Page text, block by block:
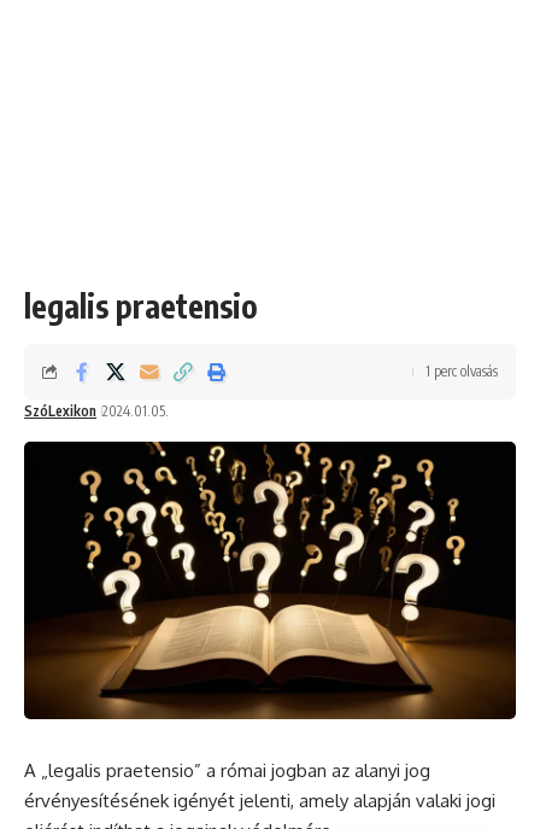
legalis praetensio
SzóLexikon 2024.01.05.
1 perc olvasás
A „legalis praetensio” a római jogban az alanyi jog
érvényesítésének igényét jelenti, amely alapján valaki jogi